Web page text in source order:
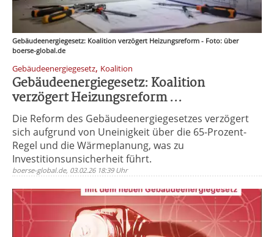
Gebäudeenergiegesetz: Koalition verzögert Heizungsreform - Foto: über
boerse-global.de
Gebäudeenergiegesetz, Koalition
Gebäudeenergiegesetz: Koalition
verzögert Heizungsreform ...
Die Reform des Gebäudeenergiegesetzes verzögert
sich aufgrund von Uneinigkeit über die 65-Prozent-
Regel und die Wärmeplanung, was zu
Investitionsunsicherheit führt.
boerse-global.de, 03.02.26 18:39 Uhr